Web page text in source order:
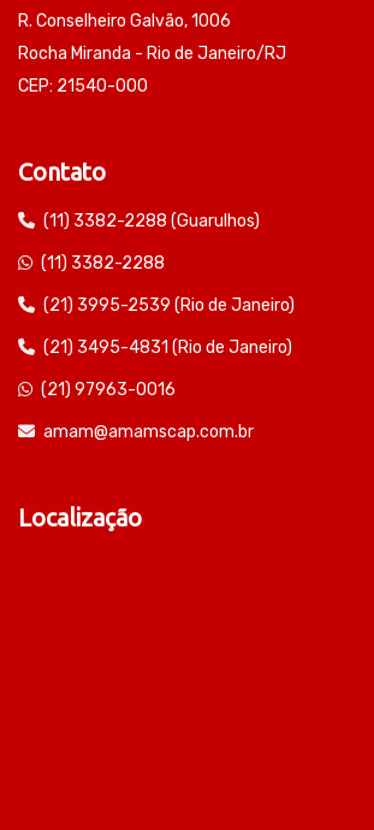
R. Conselheiro Galvão, 1006
Rocha Miranda - Rio de Janeiro/RJ
CEP: 21540-000
Contato
(11) 3382-2288 (Guarulhos)
(11) 3382-2288
(21) 3995-2539 (Rio de Janeiro)
(21) 3495-4831 (Rio de Janeiro)
(21) 97963-0016
amam@amamscap.com.br
Localização